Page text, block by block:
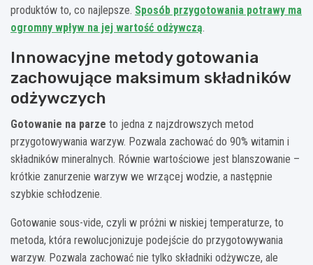
produktów to, co najlepsze. Sposób przygotowania potrawy ma
ogromny wpływ na jej wartość odżywczą.
Innowacyjne metody gotowania
zachowujące maksimum składników
odżywczych
Gotowanie na parze to jedna z najzdrowszych metod
przygotowywania warzyw. Pozwala zachować do 90% witamin i
składników mineralnych. Równie wartościowe jest blanszowanie –
krótkie zanurzenie warzyw we wrzącej wodzie, a następnie
szybkie schłodzenie.
Gotowanie sous-vide, czyli w próżni w niskiej temperaturze, to
metoda, która rewolucjonizuje podejście do przygotowywania
warzyw. Pozwala zachować nie tylko składniki odżywcze, ale